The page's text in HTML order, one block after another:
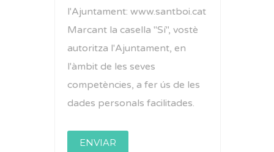
l'Ajuntament: www.santboi.cat
Marcant la casella "Sí", vostè
autoritza l'Ajuntament, en
l'àmbit de les seves
competències, a fer ús de les
dades personals facilitades.